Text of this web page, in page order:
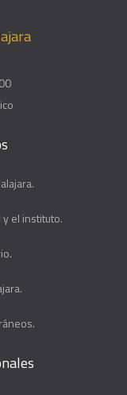
el instituto.